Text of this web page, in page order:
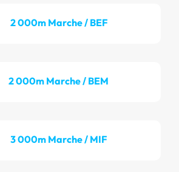
2 000m Marche / BEF
2 000m Marche / BEM
3 000m Marche / MIF